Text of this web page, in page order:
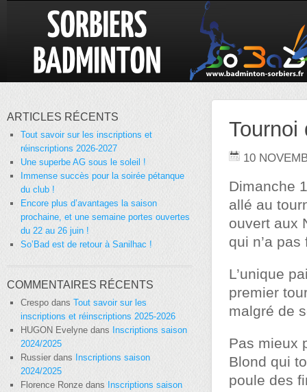
Tournoi
10
Dimanche
allé au
ouvert aux
qui n’a
L’unique
premier
malgré de
Pas mieux
Blond qui
poule des
ARTICLES RÉCENTS
Tout savoir sur les inscriptions et
réinscriptions 2026-2027
Une superbe AG sous le soleil !
Immense succès pour la soirée pétanque
du club !
Encore plus d’avantages la saison
prochaine, et une semaine portes ouvertes
du 22 au 26 juin !
So’Bad est de retour à Sanilhac !
COMMENTAIRES RÉCENTS
Crespo dans Tout savoir sur les
inscriptions et réinscriptions 2025-2026
HUGON Evelyne dans Inscriptions saison
2024/2025
Russierdans Inscriptions saison
2024/2025
Florence Ronze dans Inscriptions saison